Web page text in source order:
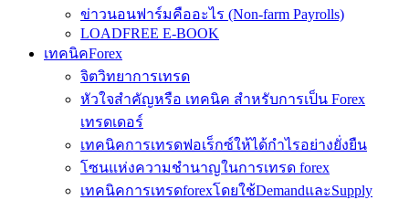
ข่าวนอนฟาร์มคืออะไร (Non-farm Payrolls)
LOADFREE E-BOOK
เทคนิคForex
จิตวิทยาการเทรด
หัวใจสำคัญหรือ เทคนิค สำหรับการเป็น Forex
เทรดเดอร์
เทคนิคการเทรดฟอเร็กซ์ให้ได้กำไรอย่างยั่งยืน
โซนแห่งความชำนาญในการเทรด forex
เทคนิคการเทรดforexโดยใช้DemandและSupply